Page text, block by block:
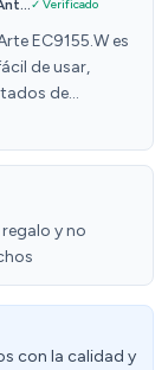
✓ Verificado
EC9155.W es
de usar,
de
va
Ideal si te
o
todo lo
y no
con la calidad y